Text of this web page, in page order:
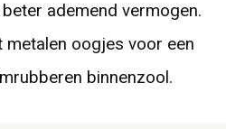
ademend vermogen.
metalen oogjes voor een
binnenzool.